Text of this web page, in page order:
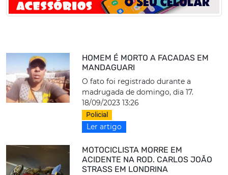
HOMEM É MORTO A FACADAS EM
MANDAGUARI
O fato foi registrado durante a
madrugada de domingo, dia 17.
18/09/2023 13:26
Policial
Ler artigo
MOTOCICLISTA MORRE EM
ACIDENTE NA ROD. CARLOS JOÃO
STRASS EM LONDRINA